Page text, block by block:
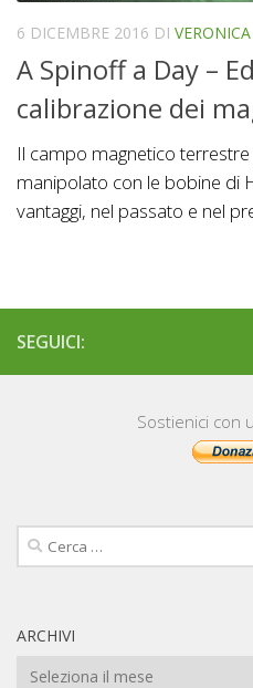
6 DICEMBRE 2016 DI
A Spinoff a Day –
calibrazione dei
Il campo magnetico
manipolato con le bobine di
vantaggi, nel passato e nel
SEGUICI:
Sostienici con
Ricerca
per:
ARCHIVI
Archivi